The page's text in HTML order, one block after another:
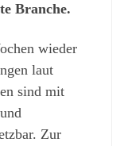
Branche.
wieder
laut
sind mit
Zur